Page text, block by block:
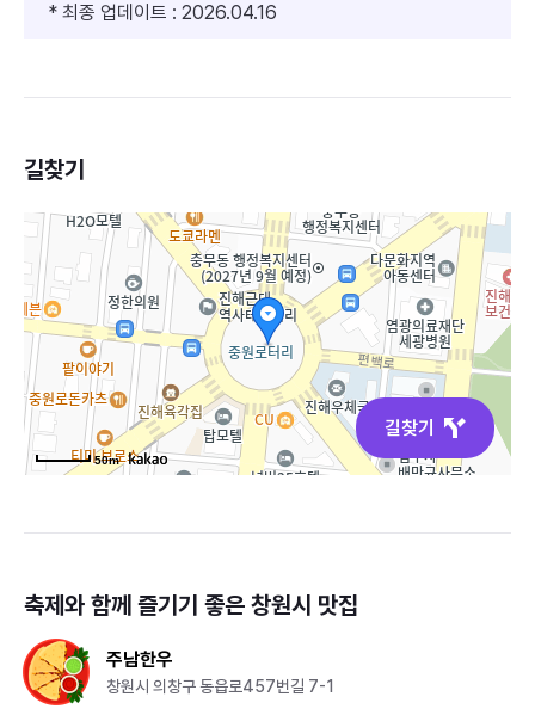
* 최종 업데이트 : 2026.04.16
길찾기
길찾기
50m
축제와 함께 즐기기 좋은 창원시 맛집
주남한우
창원시 의창구 동읍로457번길 7-1